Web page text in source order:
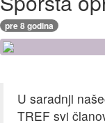
pre 8 godina
U saradnji
TREF svi